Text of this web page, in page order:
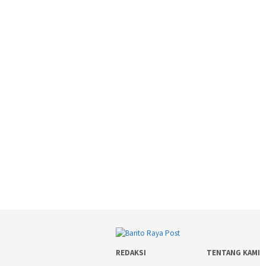
REDAKSI TENTANG KAMI